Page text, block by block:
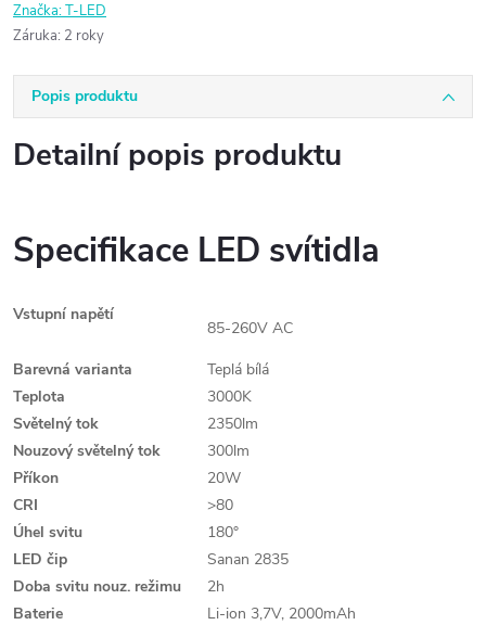
Značka:T-LED
Záruka: 2 roky
Popis produktu
Detailní popis produktu
Specifikace LED svítidla
Vstupní napětí
85-260V AC
Barevná varianta
Teplá bílá
Teplota
3000K
Světelný tok
2350lm
Nouzový světelný tok
300lm
Příkon
20W
CRI
>80
Úhel svitu
180°
LED čip
Sanan 2835
Doba svitu nouz. režimu
2h
Baterie
Li-ion 3,7V, 2000mAh